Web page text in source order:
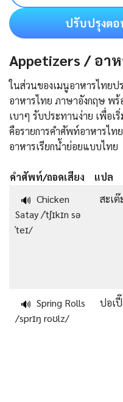
ปรับปรุงต
Appetizers / อา
ในส่วนของเมนูอาหารไทยป
อาหารไทย ภาษาอังกฤษ พ
เบาๆ รับประทานง่าย เพื่อเ
คือรายการคําศัพท์อาหารไ
อาหารเรียกน้ำย่อยแบบไทย
คำศัพท์/ถอดเสียง แปล
🔊 Chicken
Satay /ˈtʃɪkɪn sə
ˈteɪ/
สะเต๊
🔊 Spring Rolls
/sprɪŋ roʊlz/
ปอเ